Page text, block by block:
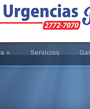
» Servicios